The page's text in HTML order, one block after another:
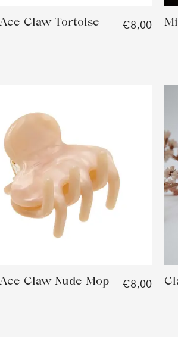
Claw Tortoise €8,00
Claw Nude Mop €8,00